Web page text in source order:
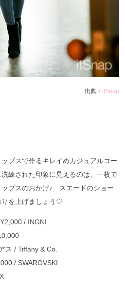
出典： itSnap
プスで作るキレイめカジュアルコー
練された印象に見えるのは、一枚で
プスのおかげ♪ スエードのショー
りを上げましょう♡
¥2,000 / INGNI
ス / Tiffany & Co.
/ SWAROVSKI